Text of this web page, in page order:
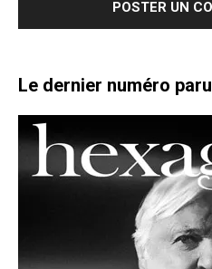
Le dernier numéro paru